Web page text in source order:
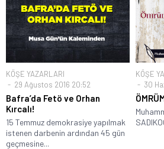
KÖŞE YAZARLARI
29 Ağustos 2016 20:52
Bafra’da Fetö ve Orhan
Kırcalı!
15 Temmuz demokrasiye yapılmak
istenen darbenin ardından 45 gün
geçmesine...
KÖŞE
30